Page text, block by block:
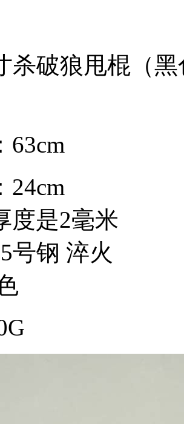
杀破狼甩棍（
63cm
24cm
度是2毫米
号钢 淬火